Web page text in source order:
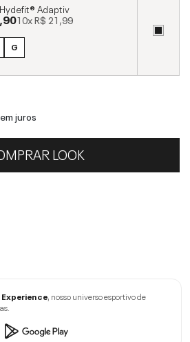
Adaptiv
10xR$ 21,99
G
juros
LOOK
Experience , nosso universo esportivo de